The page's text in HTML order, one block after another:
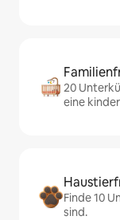
20
eine
Finde 10
sind.